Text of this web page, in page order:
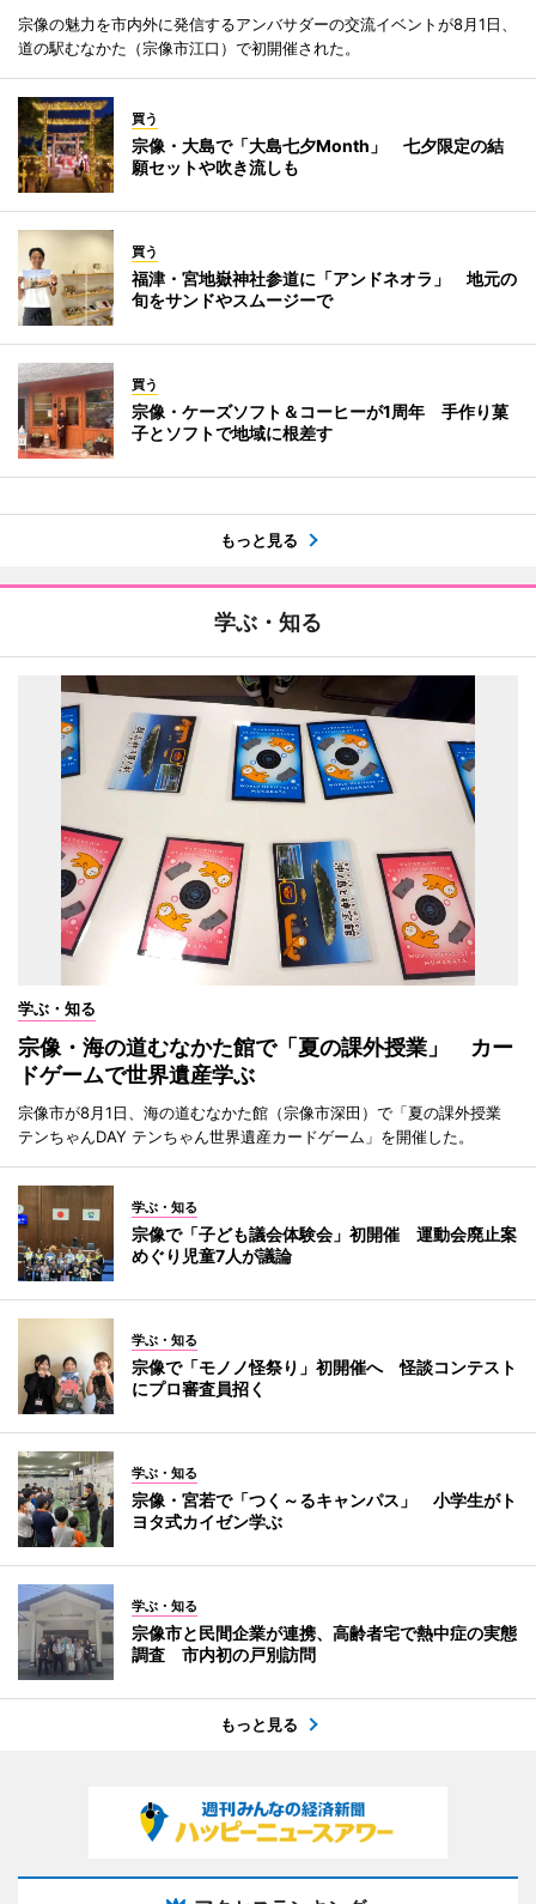
宗像の魅力を市内外に発信するアンバサダーの交流イベントが8月1日、
道の駅むなかた（宗像市江口）で初開催された。
買う
宗像・大島で「大島七夕Month」 七夕限定の結
願セットや吹き流しも
買う
福津・宮地嶽神社参道に「アンドネオラ」 地元の
旬をサンドやスムージーで
買う
宗像・ケーズソフト＆コーヒーが1周年 手作り菓
子とソフトで地域に根差す
もっと見る
学ぶ・知る
学ぶ・知る
宗像・海の道むなかた館で「夏の課外授業」 カー
ドゲームで世界遺産学ぶ
宗像市が8月1日、海の道むなかた館（宗像市深田）で「夏の課外授業
テンちゃんDAY テンちゃん世界遺産カードゲーム」を開催した。
学ぶ・知る
宗像で「子ども議会体験会」初開催 運動会廃止案
めぐり児童7人が議論
学ぶ・知る
宗像で「モノノ怪祭り」初開催へ 怪談コンテスト
にプロ審査員招く
学ぶ・知る
宗像・宮若で「つく～るキャンパス」 小学生がト
ヨタ式カイゼン学ぶ
学ぶ・知る
宗像市と民間企業が連携、高齢者宅で熱中症の実態
調査 市内初の戸別訪問
もっと見る